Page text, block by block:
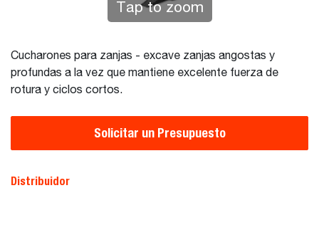
Tap to zoom
Cucharones para zanjas - excave zanjas angostas y
profundas a la vez que mantiene excelente fuerza de
rotura y ciclos cortos.
Solicitar un Presupuesto
Distribuidor